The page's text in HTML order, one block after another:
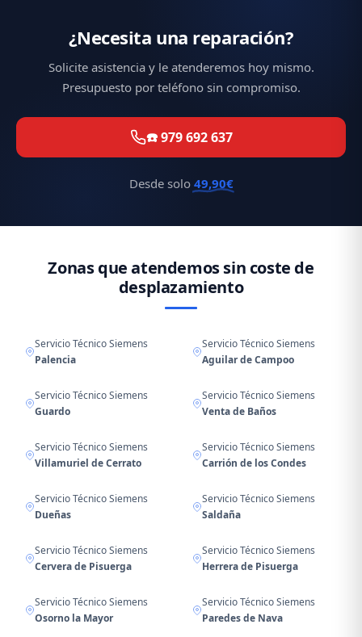
¿Necesita una reparación?
Solicite asistencia y le atenderemos hoy mismo.
Presupuesto por teléfono sin compromiso.
☎️ 979 692 637
Desde solo 49,90€
Zonas que atendemos sin coste de
desplazamiento
Servicio Técnico Siemens
Palencia
Servicio Técnico Siemens
Aguilar de Campoo
Servicio Técnico Siemens
Guardo
Servicio Técnico Siemens
Venta de Baños
Servicio Técnico Siemens
Villamuriel de Cerrato
Servicio Técnico Siemens
Carrión de los Condes
Servicio Técnico Siemens
Dueñas
Servicio Técnico Siemens
Saldaña
Servicio Técnico Siemens
Cervera de Pisuerga
Servicio Técnico Siemens
Herrera de Pisuerga
Servicio Técnico Siemens
Osorno la Mayor
Servicio Técnico Siemens
Paredes de Nava